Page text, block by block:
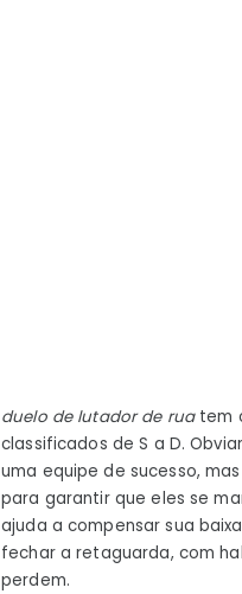
duelo de lutador de ruatem
classificados de S a D.
uma equipe de sucesso,
para garantir que eles se
ajuda a compensar sua
fechar a retaguarda, com
perdem.